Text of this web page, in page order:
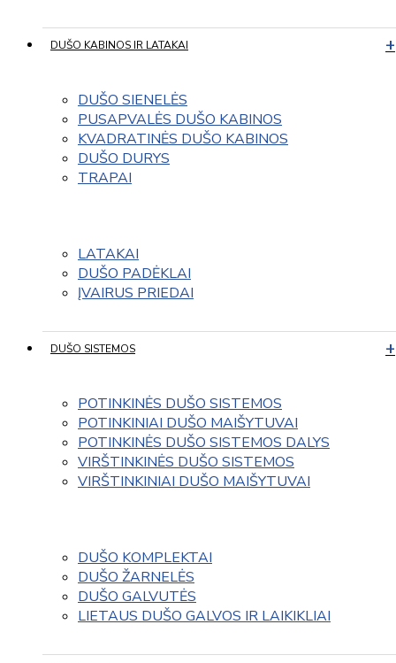
DUŠO KABINOS IR LATAKAI
DUŠO SIENELĖS
PUSAPVALĖS DUŠO KABINOS
KVADRATINĖS DUŠO KABINOS
DUŠO DURYS
TRAPAI
LATAKAI
DUŠO PADĖKLAI
ĮVAIRUS PRIEDAI
DUŠO SISTEMOS
POTINKINĖS DUŠO SISTEMOS
POTINKINIAI DUŠO MAIŠYTUVAI
POTINKINĖS DUŠO SISTEMOS DALYS
VIRŠTINKINĖS DUŠO SISTEMOS
VIRŠTINKINIAI DUŠO MAIŠYTUVAI
DUŠO KOMPLEKTAI
DUŠO ŽARNELĖS
DUŠO GALVUTĖS
LIETAUS DUŠO GALVOS IR LAIKIKLIAI